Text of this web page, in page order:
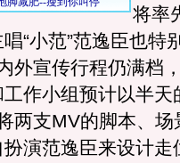
将率
“小范”范逸臣也特
外宣传行程仍满档
作小组预计以半天
两支MV的脚本、场
演范逸臣来设计走